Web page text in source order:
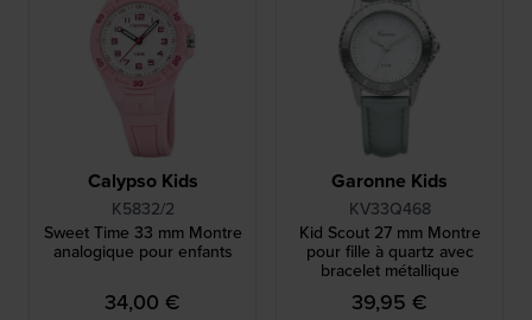
Calypso Kids
K5832/2
Sweet Time 33 mm Montre
analogique pour enfants
34,00 €
Garonne Kids
KV33Q468
Kid Scout 27 mm Montre
pour fille à quartz avec
bracelet métallique
39,95 €